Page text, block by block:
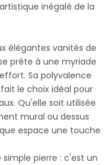
inégalé de la
élégantes vanités de
prête à une myriade
Sa polyvalence
le choix idéal pour
Qu'elle soit utilisée
mural ou dessus
espace une touche
simple pierre : c'est un